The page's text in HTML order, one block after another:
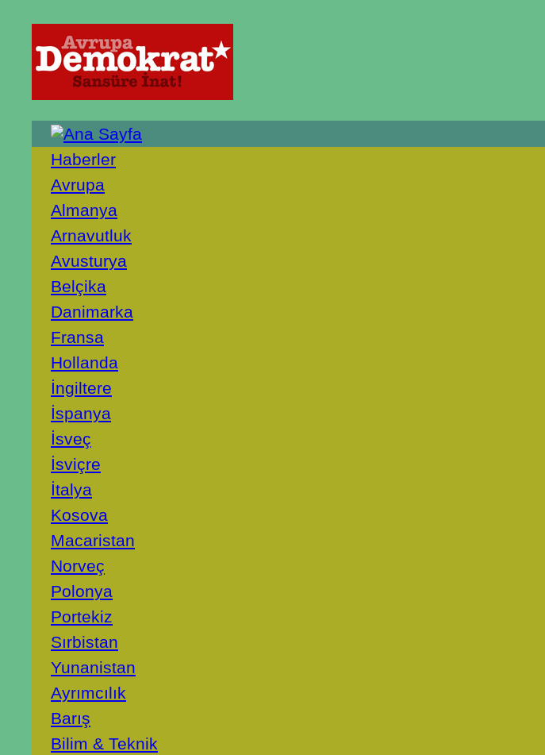
Haberler
Avrupa
Almanya
Arnavutluk
Avusturya
Belçika
Danimarka
Fransa
Hollanda
İngiltere
İspanya
İsveç
İsviçre
İtalya
Kosova
Macaristan
Norveç
Polonya
Portekiz
Sırbistan
Yunanistan
Ayrımcılık
Barış
Bilim & Teknik